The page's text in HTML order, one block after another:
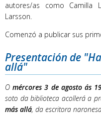
autores/as como Camilla
Larsson.
Comenzó a publicar sus
Presentación de
allá"
Omércores 3 de agosto ás
soto da biblioteca acollerá a
más allá, da escritora